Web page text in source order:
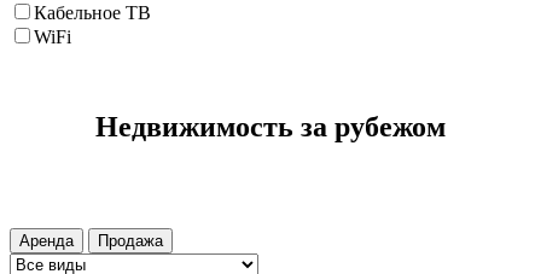
Кабельное ТВ
WiFi
Недвижимость за рубежом
Аренда Продажа